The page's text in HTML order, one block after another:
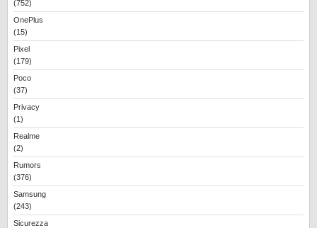
(752)
OnePlus
(15)
Pixel
(179)
Poco
(37)
Privacy
(1)
Realme
(2)
Rumors
(376)
Samsung
(243)
Sicurezza